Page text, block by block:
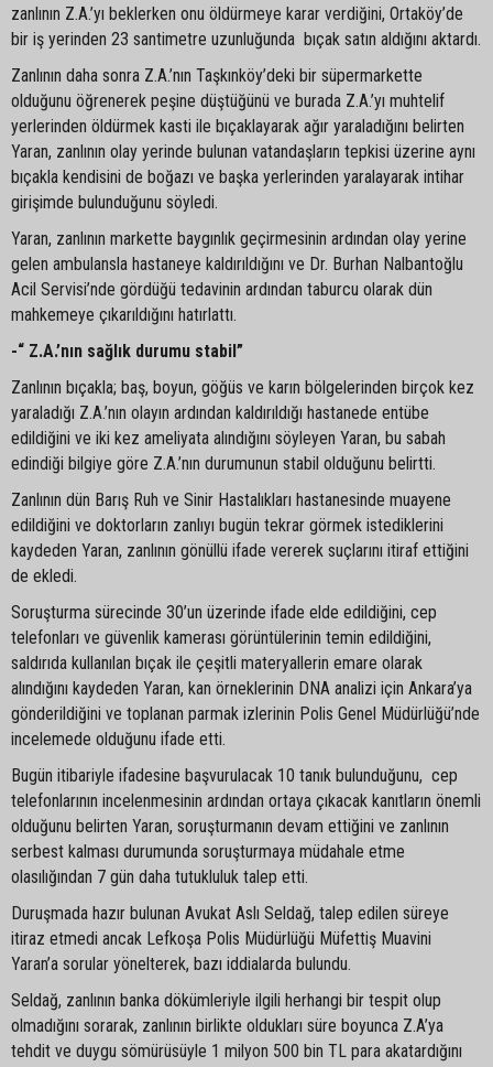
zanlının Z.A.’yı beklerken onu öldürmeye karar verdiğini, Ortaköy’de
bir iş yerinden 23 santimetre uzunluğunda bıçak satın aldığını aktardı.
Zanlının daha sonra Z.A.’nın Taşkınköy’deki bir süpermarkette
olduğunu öğrenerek peşine düştüğünü ve burada Z.A.’yı muhtelif
yerlerinden öldürmek kasti ile bıçaklayarak ağır yaraladığını belirten
Yaran, zanlının olay yerinde bulunan vatandaşların tepkisi üzerine aynı
bıçakla kendisini de boğazı ve başka yerlerinden yaralayarak intihar
girişimde bulunduğunu söyledi.
Yaran, zanlının markette baygınlık geçirmesinin ardından olay yerine
gelen ambulansla hastaneye kaldırıldığını ve Dr. Burhan Nalbantoğlu
Acil Servisi’nde gördüğü tedavinin ardından taburcu olarak dün
mahkemeye çıkarıldığını hatırlattı.
-“ Z.A.’nın sağlık durumu stabil”
Zanlının bıçakla; baş, boyun, göğüs ve karın bölgelerinden birçok kez
yaraladığı Z.A.’nın olayın ardından kaldırıldığı hastanede entübe
edildiğini ve iki kez ameliyata alındığını söyleyen Yaran, bu sabah
edindiği bilgiye göre Z.A.’nın durumunun stabil olduğunu belirtti.
Zanlının dün Barış Ruh ve Sinir Hastalıkları hastanesinde muayene
edildiğini ve doktorların zanlıyı bugün tekrar görmek istediklerini
kaydeden Yaran, zanlının gönüllü ifade vererek suçlarını itiraf ettiğini
de ekledi.
Soruşturma sürecinde 30’un üzerinde ifade elde edildiğini, cep
telefonları ve güvenlik kamerası görüntülerinin temin edildiğini,
saldırıda kullanılan bıçak ile çeşitli materyallerin emare olarak
alındığını kaydeden Yaran, kan örneklerinin DNA analizi için Ankara’ya
gönderildiğini ve toplanan parmak izlerinin Polis Genel Müdürlüğü’nde
incelemede olduğunu ifade etti.
Bugün itibariyle ifadesine başvurulacak 10 tanık bulunduğunu, cep
telefonlarının incelenmesinin ardından ortaya çıkacak kanıtların önemli
olduğunu belirten Yaran, soruşturmanın devam ettiğini ve zanlının
serbest kalması durumunda soruşturmaya müdahale etme
olasılığından 7 gün daha tutukluluk talep etti.
Duruşmada hazır bulunan Avukat Aslı Seldağ, talep edilen süreye
itiraz etmedi ancak Lefkoşa Polis Müdürlüğü Müfettiş Muavini
Yaran’a sorular yönelterek, bazı iddialarda bulundu.
Seldağ, zanlının banka dökümleriyle ilgili herhangi bir tespit olup
olmadığını sorarak, zanlının birlikte oldukları süre boyunca Z.A’ya
tehdit ve duygu sömürüsüyle 1 milyon 500 bin TL para akatardığını